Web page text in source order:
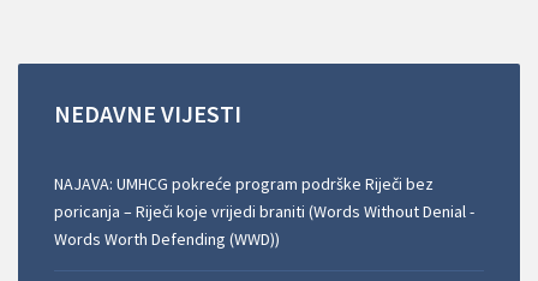
NEDAVNE VIJESTI
NAJAVA: UMHCG pokreće program podrške Riječi bez
poricanja – Riječi koje vrijedi braniti (Words Without Denial -
Words Worth Defending (WWD))